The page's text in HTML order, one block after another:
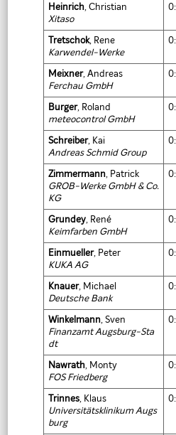
Heinrich, Christian
Xitaso
Tretschok, Rene
Karwendel-Werke
Meixner, Andreas
Ferchau GmbH
Burger, Roland
meteocontrol GmbH
Schreiber, Kai
Andreas Schmid Group
Zimmermann, Patrick
GROB-Werke GmbH & Co.
KG
Grundey, René
Keimfarben GmbH
Einmueller, Peter
KUKA AG
Knauer, Michael
Deutsche Bank
Winkelmann, Sven
Finanzamt Augsburg-Sta
dt
Nawrath, Monty
FOS Friedberg
Trinnes, Klaus
Universitätsklinikum Augs
burg